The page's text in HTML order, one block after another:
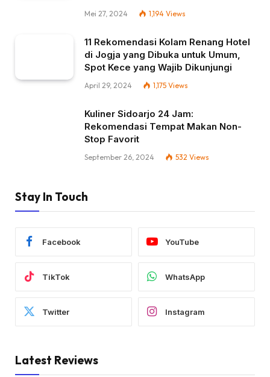
Mei 27, 2024 1,194 Views
11 Rekomendasi Kolam Renang Hotel
di Jogja yang Dibuka untuk Umum,
Spot Kece yang Wajib Dikunjungi
April 29, 2024 1,175 Views
Kuliner Sidoarjo 24 Jam:
Rekomendasi Tempat Makan Non-
Stop Favorit
September 26, 2024 532 Views
Stay In Touch
Facebook YouTube
TikTok WhatsApp
Twitter Instagram
Latest Reviews